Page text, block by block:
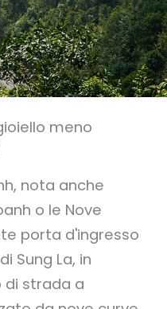
meno
nota anche
o le Nove
porta d'ingresso
Sung La, in
strada a